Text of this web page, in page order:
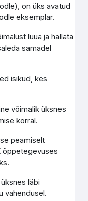
on üks avatud
eksemplar.
luua ja hallata
samadel
isikud, kes
võimalik üksnes
korral.
peamiselt
õppetegevuses
läbi
vahendusel.